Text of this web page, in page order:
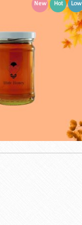
New Hot Low